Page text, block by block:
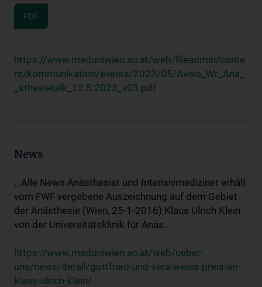
PDF
https://www.meduniwien.ac.at/web/fileadmin/conte
nt/kommunikation/events/2023/05/Aviso_Wr_Ana_
_sthesietalk_12.5.2023_v03.pdf
News
...Alle News Anästhesist und Intensivmediziner erhält
vom FWF vergebene Auszeichnung auf dem Gebiet
der Anästhesie (Wien, 25-1-2016) Klaus Ulrich Klein
von der Universitätsklinik für Anäs...
https://www.meduniwien.ac.at/web/ueber-
uns/news/detail/gottfried-und-vera-weiss-preis-an-
klaus-ulrich-klein/